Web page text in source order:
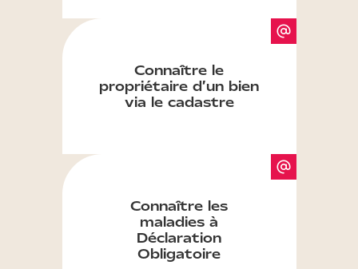
Connaître le
propriétaire d’un bien
via le cadastre
Connaître les
maladies à
Déclaration
Obligatoire